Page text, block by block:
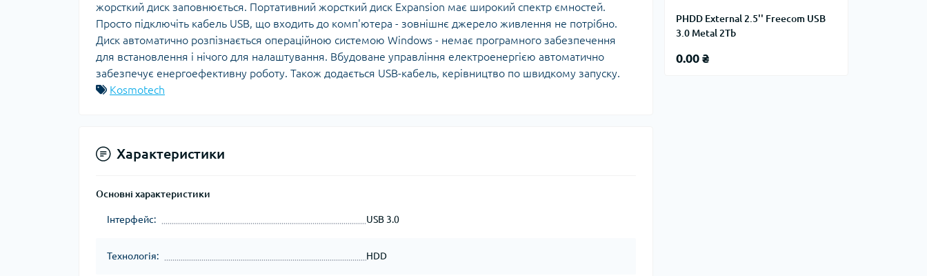
PHDD External 2.5'' Freecom USB
3.0 Metal 2Tb
0.00 ₴
жорсткий диск заповнюється. Портативний жорсткий диск Expansion має широкий спектр ємностей.
Просто підключіть кабель USB, що входить до комп'ютера - зовнішнє джерело живлення не потрібно.
Диск автоматично розпізнається операційною системою Windows - немає програмного забезпечення
для встановлення і нічого для налаштування. Вбудоване управління електроенергією автоматично
забезпечує енергоефективну роботу. Також додається USB-кабель, керівництво по швидкому запуску.
Kosmotech
Характеристики
Основні характеристики
Інтерфейс: USB 3.0
Технологія: HDD